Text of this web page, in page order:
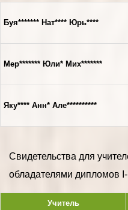
Буя******* Нат**** Юрь****
Мер******* Юли* Мих*******
Яку**** Анн* Але**********
Свидетельства для
обладателями дипломов I-
Учитель